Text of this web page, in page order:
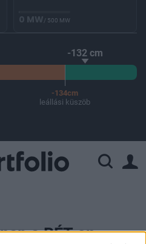
0 MW/ 500 MW
-132 cm
-134cm
leállási küszöb
a BÉT-en